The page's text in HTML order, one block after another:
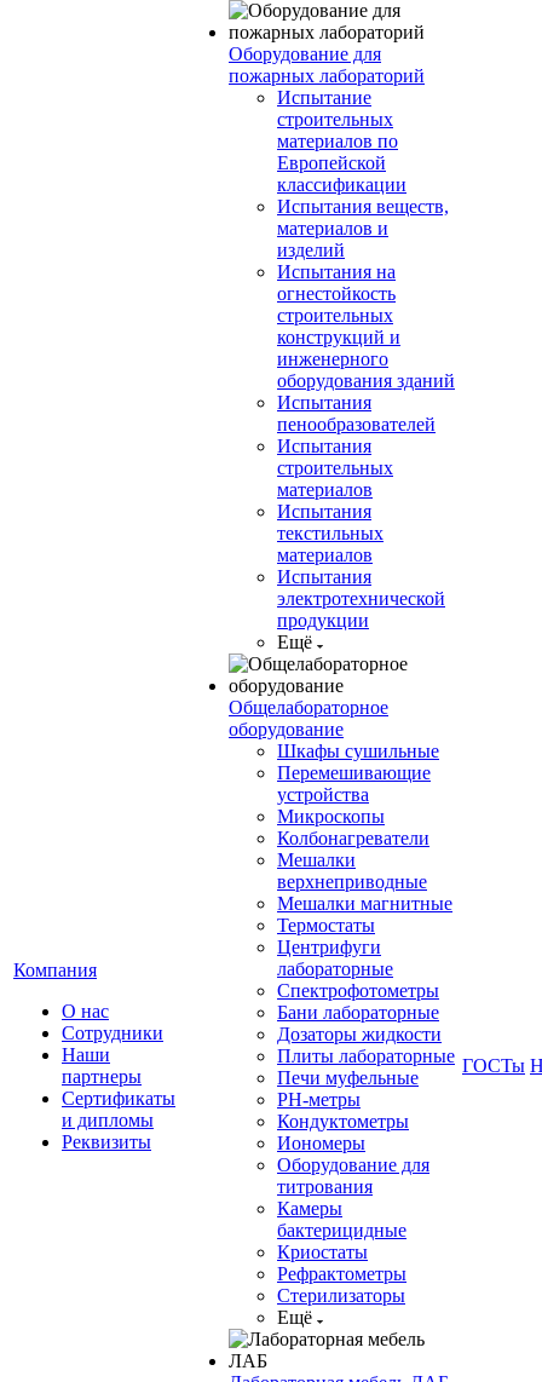
Компания
О нас
Сотрудники
Наши
партнеры
Сертификаты
и дипломы
Реквизиты
Оборудование для
пожарных лабораторий
Испытание
строительных
материалов по
Европейской
классификации
Испытания веществ,
материалов и
изделий
Испытания на
огнестойкость
строительных
конструкций и
инженерного
оборудования зданий
Испытания
пенообразователей
Испытания
строительных
материалов
Испытания
текстильных
материалов
Испытания
электротехнической
продукции
Ещё
Общелабораторное
оборудование
Шкафы сушильные
Перемешивающие
устройства
Микроскопы
Колбонагреватели
Мешалки
верхнеприводные
Мешалки магнитные
Термостаты
Центрифуги
лабораторные
Спектрофотометры
Бани лабораторные
Дозаторы жидкости
Плиты лабораторные
Печи муфельные
РН-метры
Кондуктометры
Иономеры
Оборудование для
титрования
Камеры
бактерицидные
Криостаты
Рефрактометры
Стерилизаторы
Ещё
ГОСТы